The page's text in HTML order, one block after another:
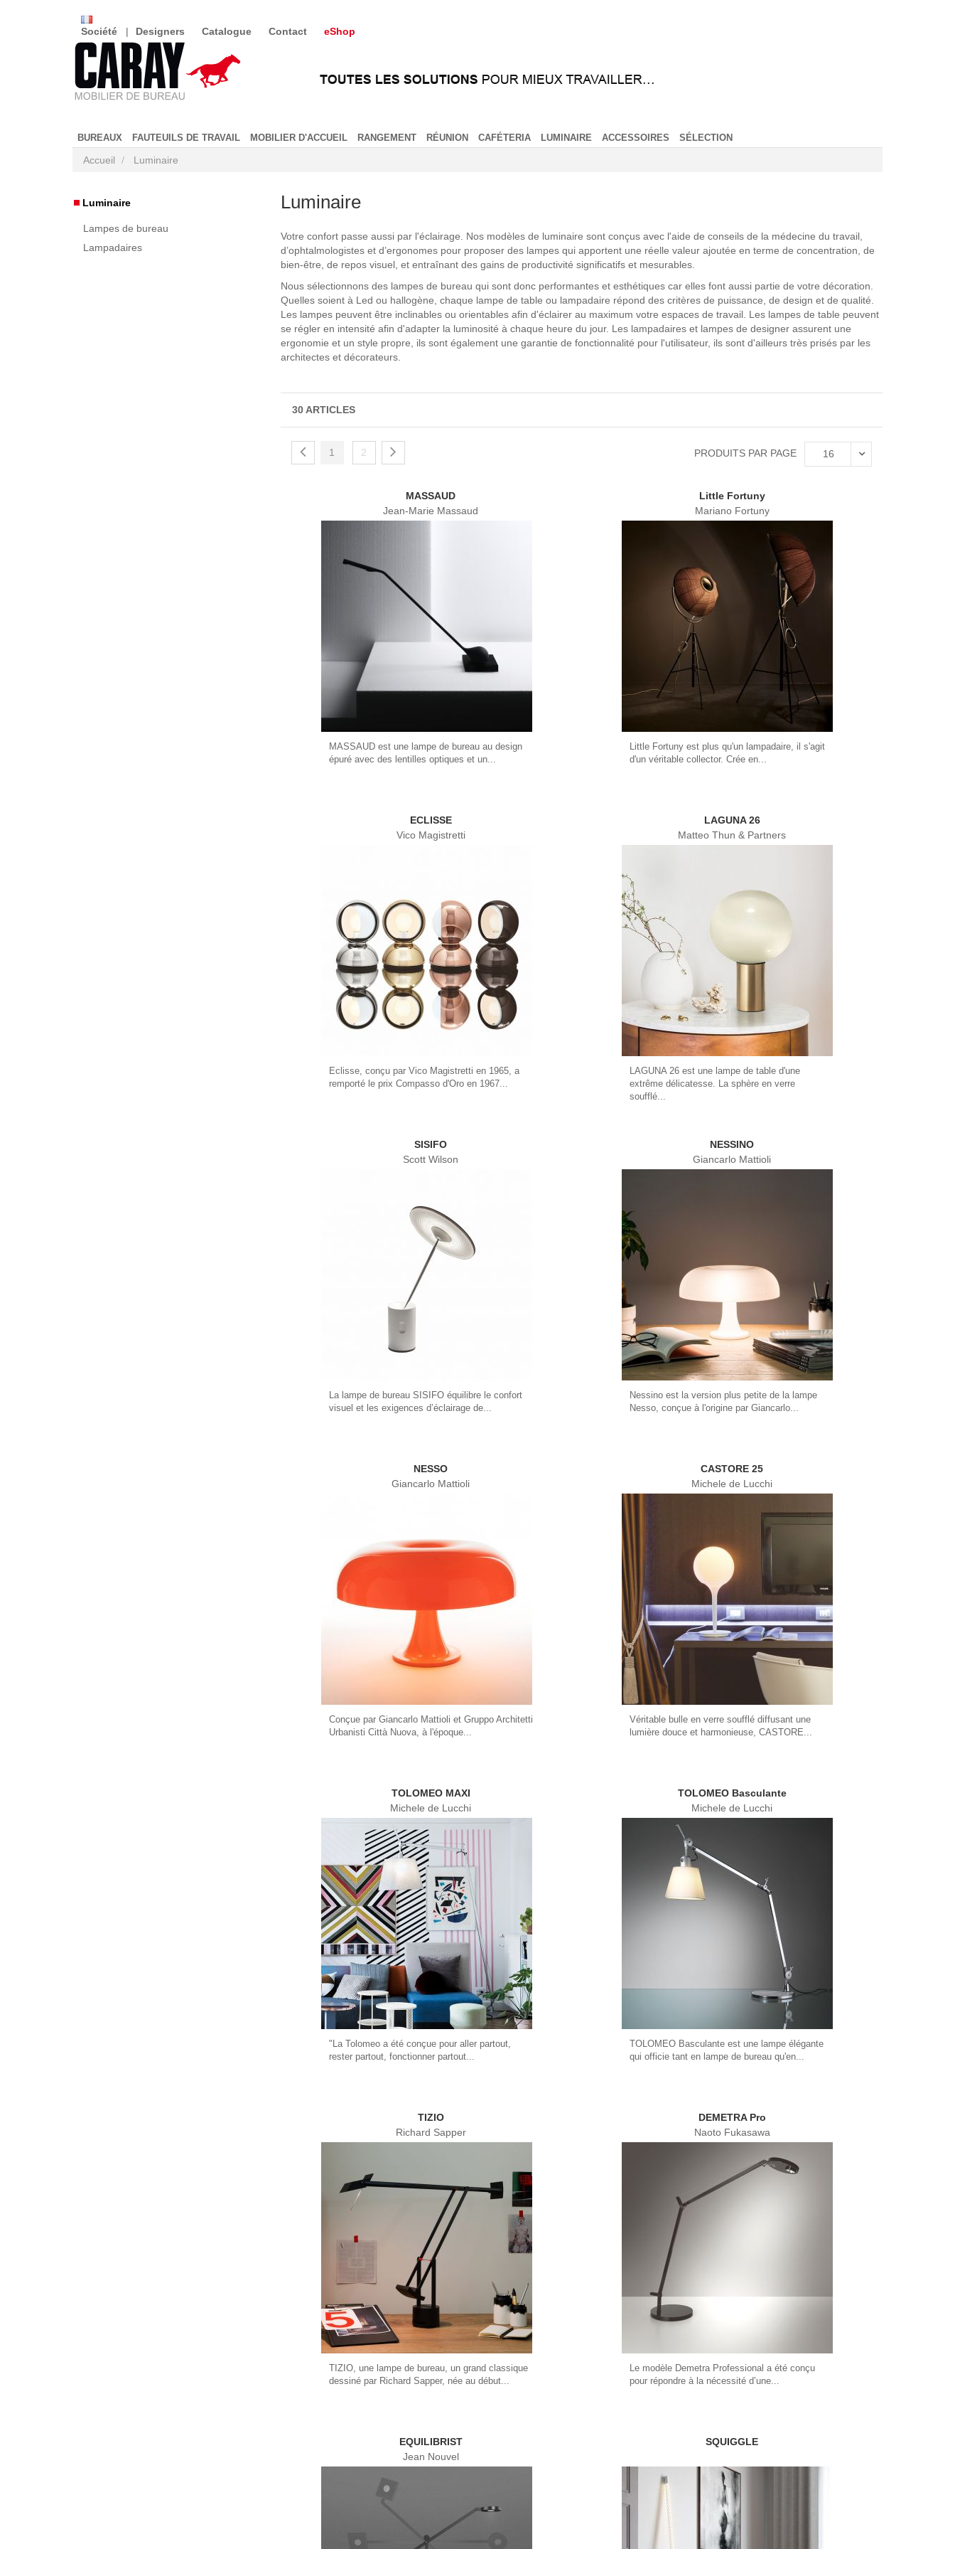
Société Designers Catalogue Contact eShop
BUREAUX FAUTEUILS DE TRAVAIL MOBILIER D'ACCUEIL RANGEMENT RÉUNION CAFÉTERIA LUMINAIRE ACCESSOIRES SÉLECTION
Accueil Luminaire
Luminaire
Lampes de bureau
Lampadaires
Luminaire
Votre confort passe aussi par l'éclairage. Nos modèles de luminaire sont conçus avec l'aide de conseils de la médecine du travail,
d’ophtalmologistes et d’ergonomes pour proposer des lampes qui apportent une réelle valeur ajoutée en terme de concentration, de
bien-être, de repos visuel, et entraînant des gains de productivité significatifs et mesurables.
Nous sélectionnons des lampes de bureau qui sont donc performantes et esthétiques car elles font aussi partie de votre décoration.
Quelles soient à Led ou hallogène, chaque lampe de table ou lampadaire répond des critères de puissance, de design et de qualité.
Les lampes peuvent être inclinables ou orientables afin d'éclairer au maximum votre espaces de travail. Les lampes de table peuvent
se régler en intensité afin d'adapter la luminosité à chaque heure du jour. Les lampadaires et lampes de designer assurent une
ergonomie et un style propre, ils sont également une garantie de fonctionnalité pour l'utilisateur, ils sont d'ailleurs très prisés par les
architectes et décorateurs.
30 ARTICLES
1 2 PRODUITS PAR PAGE 16
MASSAUD
Jean-Marie Massaud
MASSAUD est une lampe de bureau au design
épuré avec des lentilles optiques et un...
Little Fortuny
Mariano Fortuny
Little Fortuny est plus qu'un lampadaire, il s'agit
d'un véritable collector. Crée en...
ECLISSE
Vico Magistretti
Eclisse, conçu par Vico Magistretti en 1965, a
remporté le prix Compasso d'Oro en 1967...
LAGUNA 26
Matteo Thun & Partners
LAGUNA 26 est une lampe de table d'une
extrême délicatesse. La sphère en verre
soufflé...
SISIFO
Scott Wilson
La lampe de bureau SISIFO équilibre le confort
visuel et les exigences d’éclairage de...
NESSINO
Giancarlo Mattioli
Nessino est la version plus petite de la lampe
Nesso, conçue à l'origine par Giancarlo...
NESSO
Giancarlo Mattioli
Conçue par Giancarlo Mattioli et Gruppo Architetti
Urbanisti Città Nuova, à l'époque...
CASTORE 25
Michele de Lucchi
Véritable bulle en verre soufflé diffusant une
lumière douce et harmonieuse, CASTORE...
TOLOMEO MAXI
Michele de Lucchi
"La Tolomeo a été conçue pour aller partout,
rester partout, fonctionner partout...
TOLOMEO Basculante
Michele de Lucchi
TOLOMEO Basculante est une lampe élégante
qui officie tant en lampe de bureau qu'en...
TIZIO
Richard Sapper
TIZIO, une lampe de bureau, un grand classique
dessiné par Richard Sapper, née au début...
DEMETRA Pro
Naoto Fukasawa
Le modèle Demetra Professional a été conçu
pour répondre à la nécessité d’une...
EQUILIBRIST
Jean Nouvel
SQUIGGLE